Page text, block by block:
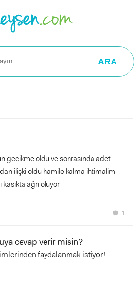
ARA
gecikme oldu ve sonrasında adet
ilişki oldu hamile kalma ihtimalim
kasıkta ağrı oluyor
chat 1
cevap verir misin?
faydalanmak istiyor!